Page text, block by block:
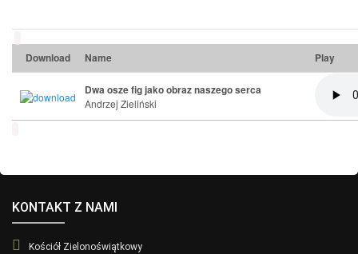
Download Name Play
Dwa osze fig jako obraz naszego serca
Andrzej Zieliński
KONTAKT Z NAMI
Kościół Zielonoświątkowy